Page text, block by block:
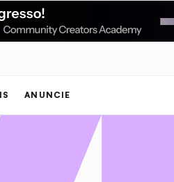
ANUNCIE